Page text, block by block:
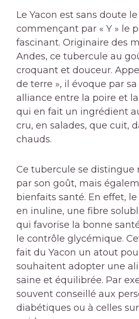
Le Yacon est sans doute
commençant par « Y » le
fascinant. Originaire des
Andes, ce tubercule au
croquant et douceur.
de terre », il évoque par
alliance entre la poire et
qui en fait un ingrédient
cru, en salades, que cuit,
chauds.
Ce tubercule se distingue
par son goût, mais
bienfaits santé. En effet,
en inuline, une fibre
qui favorise la bonne
le contrôle glycémique.
fait du Yacon un atout
souhaitent adopter une
saine et équilibrée. Par
souvent conseillé aux
diabétiques ou à celles